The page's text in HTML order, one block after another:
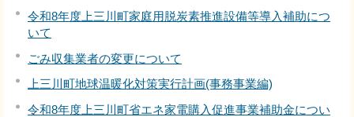
令和8年度上三川町家庭用脱炭素推進設備等導入補助につ
いて
ごみ収集業者の変更について
上三川町地球温暖化対策実行計画(事務事業編)
令和8年度上三川町省エネ家電購入促進事業補助金につい